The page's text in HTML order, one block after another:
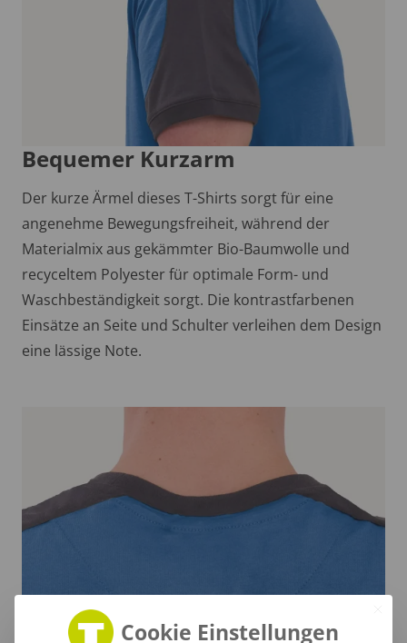
Bequemer Kurzarm
Der kurze Ärmel dieses T-Shirts sorgt für eine
angenehme Bewegungsfreiheit, während der
Materialmix aus gekämmter Bio-Baumwolle und
recyceltem Polyester für optimale Form- und
Waschbeständigkeit sorgt. Die kontrastfarbenen
Einsätze an Seite und Schulter verleihen dem Design
eine lässige Note.
Cookie Einstellungen